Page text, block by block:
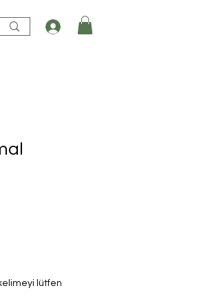
lütfen